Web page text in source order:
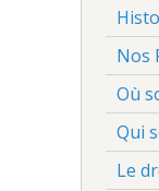
Nos
Où
Qui
Le